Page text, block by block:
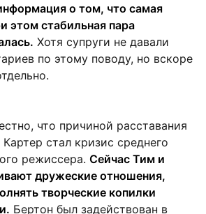
о том, что самая
этом стабильная пара
Хотя супруги не давали
по этому поводу, но вскоре
что причиной расставания
стал кризис среднего
режиссера. Сейчас Тим и
дружеские отношения,
творческие копилки
Бертон был задействован в